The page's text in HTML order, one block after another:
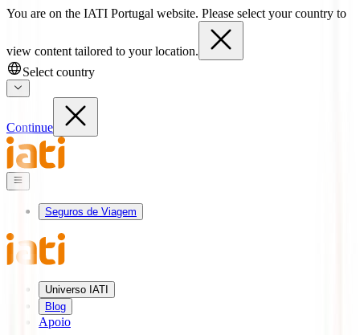
You are on the IATI Portugal website. Please select your country to
view content tailored to your location.
Select country
Continue
Seguros de Viagem
Universo IATI
Blog
Apoio